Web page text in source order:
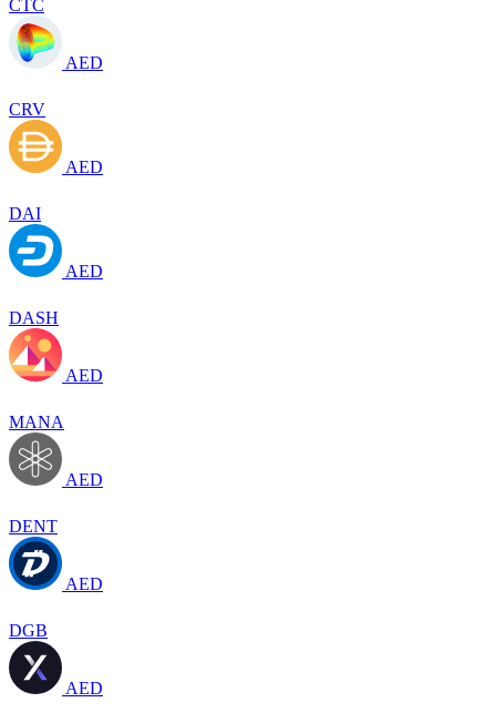
CTC
AED
CRV
AED
DAI
AED
DASH
AED
MANA
AED
DENT
AED
DGB
AED